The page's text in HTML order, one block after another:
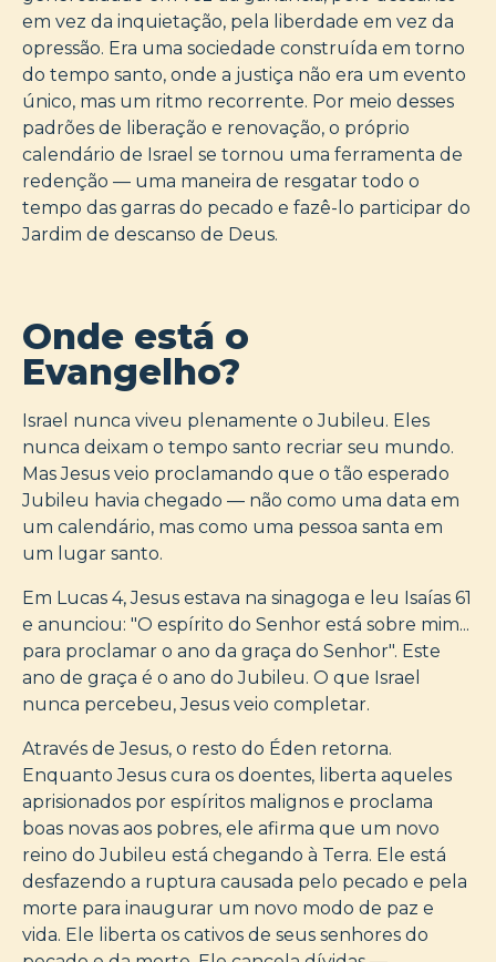
em vez da inquietação, pela liberdade em vez da
opressão. Era uma sociedade construída em torno
do tempo santo, onde a justiça não era um evento
único, mas um ritmo recorrente. Por meio desses
padrões de liberação e renovação, o próprio
calendário de Israel se tornou uma ferramenta de
redenção — uma maneira de resgatar todo o
tempo das garras do pecado e fazê-lo participar do
Jardim de descanso de Deus.
Onde está o
Evangelho?
Israel nunca viveu plenamente o Jubileu. Eles
nunca deixam o tempo santo recriar seu mundo.
Mas Jesus veio proclamando que o tão esperado
Jubileu havia chegado — não como uma data em
um calendário, mas como uma pessoa santa em
um lugar santo.
Em Lucas 4, Jesus estava na sinagoga e leu Isaías 61
e anunciou: "O espírito do Senhor está sobre mim...
para proclamar o ano da graça do Senhor". Este
ano de graça é o ano do Jubileu. O que Israel
nunca percebeu, Jesus veio completar.
Através de Jesus, o resto do Éden retorna.
Enquanto Jesus cura os doentes, liberta aqueles
aprisionados por espíritos malignos e proclama
boas novas aos pobres, ele afirma que um novo
reino do Jubileu está chegando à Terra. Ele está
desfazendo a ruptura causada pelo pecado e pela
morte para inaugurar um novo modo de paz e
vida. Ele liberta os cativos de seus senhores do